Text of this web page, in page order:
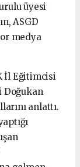
üyesi
ASGD
medya
İl Eğitimcisi
Doğukan
anlattı.